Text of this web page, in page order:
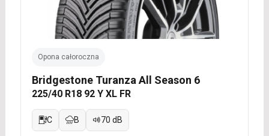
Opona całoroczna
Bridgestone Turanza All Season 6
225/40 R18 92 Y XL FR
C B 70 dB